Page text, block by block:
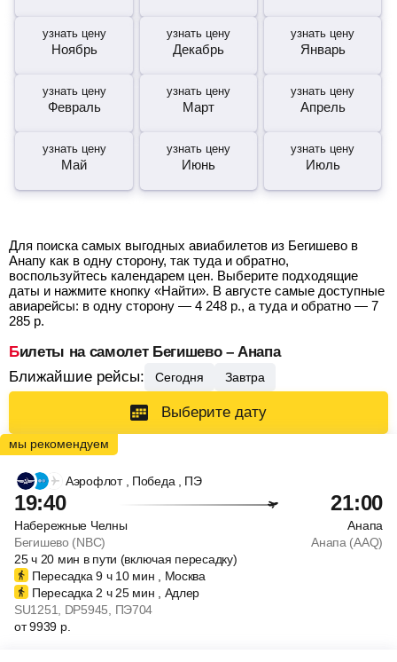
узнать цену
Ноябрь
узнать цену
Декабрь
узнать цену
Январь
узнать цену
Февраль
узнать цену
Март
узнать цену
Апрель
узнать цену
Май
узнать цену
Июнь
узнать цену
Июль
Для поиска самых выгодных авиабилетов из Бегишево в
Анапу как в одну сторону, так туда и обратно,
воспользуйтесь календарем цен. Выберите подходящие
даты и нажмите кнопку «Найти». В августе самые доступные
авиарейсы: в одну сторону — 4 248 р., а туда и обратно — 7
285 р.
Билеты на самолет Бегишево – Анапа
Ближайшие рейсы:
Сегодня Завтра
Выберите дату
Аэрофлот , Победа , ПЭ
19:40 21:00
Набережные Челны
Анапа
Бегишево (NBC)
Анапа (AAQ)
25ч20 мин в пути (включая пересадку)
Пересадка 9 ч10 мин , Москва
Пересадка 2 ч25 мин , Адлер
SU1251
, DP5945 , ПЭ704
от9939 р.